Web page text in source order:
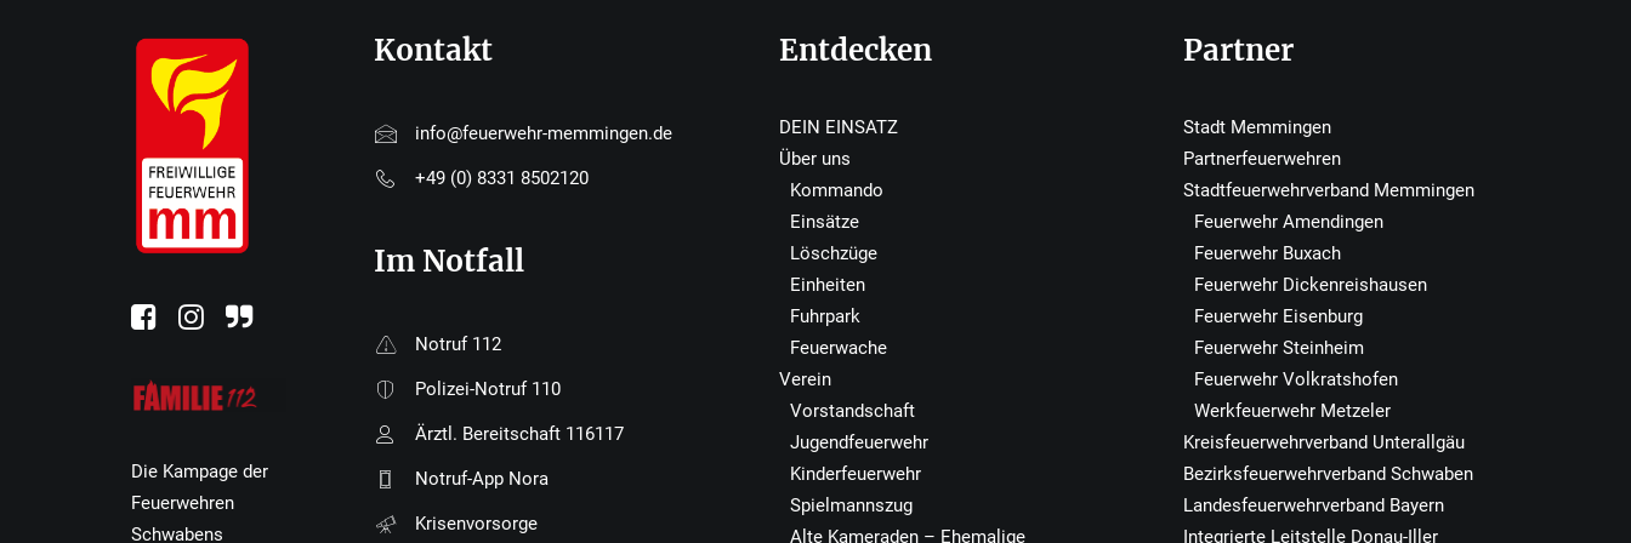
Die Kampage der
Feuerwehren
Schwabens
Kontakt
info@feuerwehr-memmingen.de
+49 (0) 8331 8502120
Im Notfall
Notruf 112
Polizei-Notruf 110
Ärztl. Bereitschaft 116117
Notruf-App Nora
Krisenvorsorge
Entdecken
DEIN EINSATZ
Über uns
Kommando
Einsätze
Löschzüge
Einheiten
Fuhrpark
Feuerwache
Verein
Vorstandschaft
Jugendfeuerwehr
Kinderfeuerwehr
Spielmannszug
Alte Kameraden – Ehemalige
Partner
Stadt Memmingen
Partnerfeuerwehren
Stadtfeuerwehrverband Memmingen
Feuerwehr Amendingen
Feuerwehr Buxach
Feuerwehr Dickenreishausen
Feuerwehr Eisenburg
Feuerwehr Steinheim
Feuerwehr Volkratshofen
Werkfeuerwehr Metzeler
Kreisfeuerwehrverband Unterallgäu
Bezirksfeuerwehrverband Schwaben
Landesfeuerwehrverband Bayern
Integrierte Leitstelle Donau-Iller